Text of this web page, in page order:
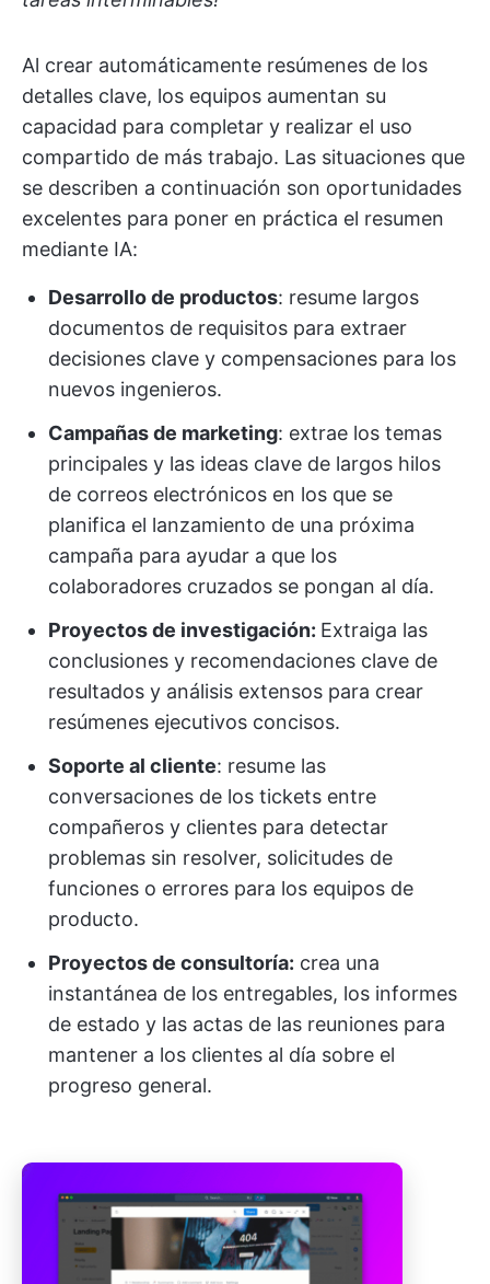
Al crear automáticamente resúmenes de los
detalles clave, los equipos aumentan su
capacidad para completar y realizar el uso
compartido de más trabajo. Las situaciones que
se describen a continuación son oportunidades
excelentes para poner en práctica el resumen
mediante IA:
Desarrollo de productos: resume largos
documentos de requisitos para extraer
decisiones clave y compensaciones para los
nuevos ingenieros.
Campañas de marketing: extrae los temas
principales y las ideas clave de largos hilos
de correos electrónicos en los que se
planifica el lanzamiento de una próxima
campaña para ayudar a que los
colaboradores cruzados se pongan al día.
Proyectos de investigación: Extraiga las
conclusiones y recomendaciones clave de
resultados y análisis extensos para crear
resúmenes ejecutivos concisos.
Soporte al cliente: resume las
conversaciones de los tickets entre
compañeros y clientes para detectar
problemas sin resolver, solicitudes de
funciones o errores para los equipos de
producto.
Proyectos de consultoría: crea una
instantánea de los entregables, los informes
de estado y las actas de las reuniones para
mantener a los clientes al día sobre el
progreso general.